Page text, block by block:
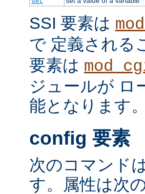
SSI 要素は
で 定義される
要素は
ジュールが ロ
能となります。
config 要素
次のコマンド
す。属性は次